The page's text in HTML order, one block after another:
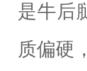
是牛后
质偏硬